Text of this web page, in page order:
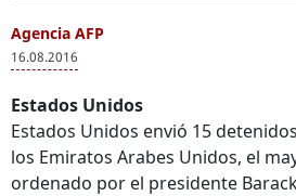
Agencia AFP
16.08.2016
Estados Unidos
Estados Unidos envió 15
los Emiratos Arabes Unidos, el
ordenado por el presidente